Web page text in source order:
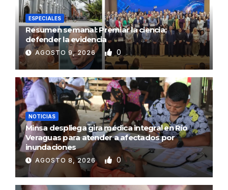
ESPECIALES
Resumen semanal: Premiar la ciencia;
defender la evidencia
AGOSTO 9, 2026 0
NOTICIAS
Minsa despliega gira médica integral en Río
Veraguas para atender a afectados por
inundaciones
AGOSTO 8, 2026 0